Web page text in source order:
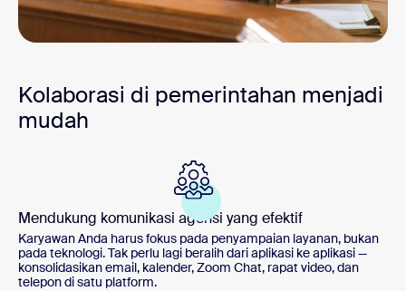
Kolaborasi di pemerintahan menjadi
mudah
Mendukung komunikasi agensi yang efektif
Karyawan Anda harus fokus pada penyampaian layanan, bukan
pada teknologi. Tak perlu lagi beralih dari aplikasi ke aplikasi —
konsolidasikan email, kalender, Zoom Chat, rapat video, dan
telepon di satu platform.